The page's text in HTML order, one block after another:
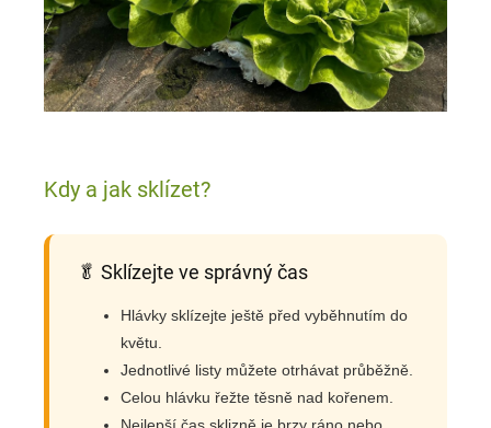
Kdy a jak sklízet?
🥬 Sklízejte ve správný čas
Hlávky sklízejte ještě před vyběhnutím do
květu.
Jednotlivé listy můžete otrhávat průběžně.
Celou hlávku řežte těsně nad kořenem.